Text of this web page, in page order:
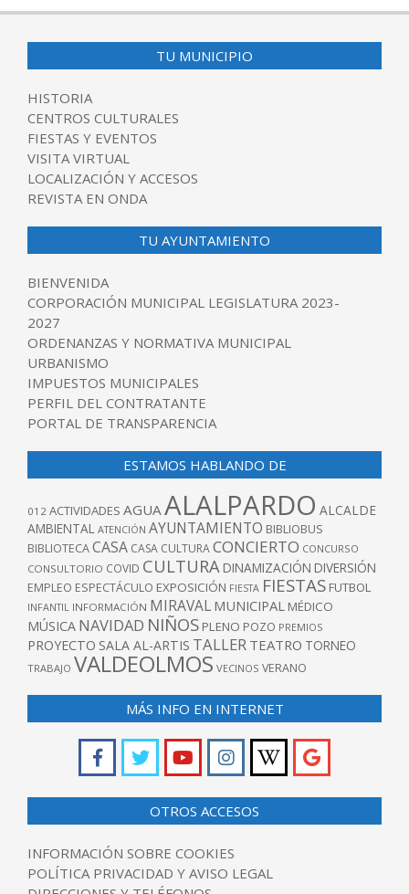
TU MUNICIPIO
HISTORIA
CENTROS CULTURALES
FIESTAS Y EVENTOS
VISITA VIRTUAL
LOCALIZACIÓN Y ACCESOS
REVISTA EN ONDA
TU AYUNTAMIENTO
BIENVENIDA
CORPORACIÓN MUNICIPAL LEGISLATURA 2023-
2027
ORDENANZAS Y NORMATIVA MUNICIPAL
URBANISMO
IMPUESTOS MUNICIPALES
PERFIL DEL CONTRATANTE
PORTAL DE TRANSPARENCIA
ESTAMOS HABLANDO DE
012 ACTIVIDADES AGUA ALALPARDO ALCALDE
AMBIENTAL ATENCIÓN AYUNTAMIENTO BIBLIOBUS
BIBLIOTECACASA CASA CULTURACONCIERTO CONCURSO
CONSULTORIO COVID CULTURA DINAMIZACIÓN DIVERSIÓN
EMPLEO ESPECTÁCULO EXPOSICIÓN FIESTA FIESTAS FUTBOL
INFANTIL INFORMACIÓN MIRAVAL MUNICIPAL MÉDICO
MÚSICA NAVIDAD NIÑOS PLENO POZO PREMIOS
PROYECTO SALA AL-ARTIS TALLER TEATRO TORNEO
TRABAJO VALDEOLMOS VECINOS VERANO
MÁS INFO EN INTERNET
OTROS ACCESOS
INFORMACIÓN SOBRE COOKIES
POLÍTICA PRIVACIDAD Y AVISO LEGAL